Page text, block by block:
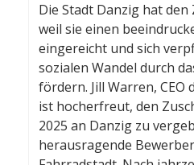
Die Stadt Danzig hat
weil sie einen
eingereicht und sich
sozialen Wandel durch
fördern. Jill Warren, CEO
ist hocherfreut, den
2025 an Danzig zu
herausragende